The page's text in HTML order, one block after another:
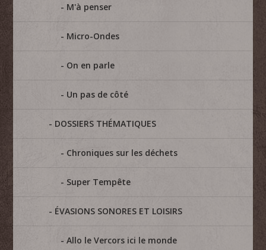
M'à penser
Micro-Ondes
On en parle
Un pas de côté
DOSSIERS THÉMATIQUES
Chroniques sur les déchets
Super Tempête
ÉVASIONS SONORES ET LOISIRS
Allo le Vercors ici le monde